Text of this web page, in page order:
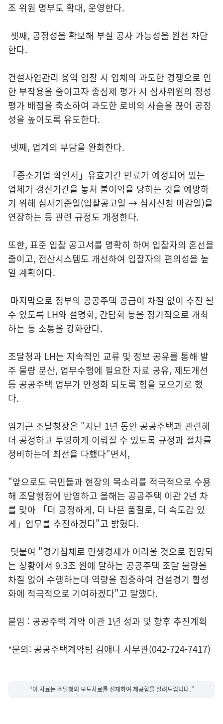
조 위원 명부도 확대, 운영한다.
셋째, 공정성을 확보해 부실 공사 가능성을 원천 차단
한다.
건설사업관리 용역 입찰 시 업체의 과도한 경쟁으로 인
한 부작용을 줄이고자 종심제 평가 시 심사위원의 정성
평가 배점을 축소하여 과도한 로비의 사슬을 끊어 공정
성을 높이도록 유도한다.
넷째, 업계의 부담을 완화한다.
「중소기업 확인서」유효기간 만료가 예정되어 있는
업체가 갱신기간을 놓쳐 불이익을 당하는 것을 예방하
기 위해 심사기준일(입찰공고일 → 심사신청 마감일)을
연장하는 등 관련 규정도 개정한다.
또한, 표준 입찰 공고서를 명확히 하여 입찰자의 혼선을
줄이고, 전산시스템도 개선하여 입찰자의 편의성을 높
일 계획이다.
마지막으로 정부의 공공주택 공급이 차질 없이 추진 될
수 있도록 LH와 설명회, 간담회 등을 정기적으로 개최
하는 등 소통을 강화한다.
조달청과 LH는 지속적인 교류 및 정보 공유를 통해 발
주 물량 분산, 업무수행에 필요한 자료 공유, 제도개선
등 공공주택 업무가 안정화 되도록 힘을 모으기로 했
다.
임기근 조달청장은 "지난 1년 동안 공공주택과 관련해
더 공정하고 투명하게 이뤄질 수 있도록 규정과 절차를
정비하는데 최선을 다했다"면서,
"앞으로도 국민들과 현장의 목소리를 적극적으로 수용
해 조달행정에 반영하고 올해는 공공주택 이관 2년 차
를 맞아 「더 공정하게, 더 나은 품질로, 더 속도감 있
게」업무를 추진하겠다"고 밝혔다.
덧붙여 "경기침체로 민생경제가 어려울 것으로 전망되
는 상황에서 9.3조 원에 달하는 공공주택 조달 물량을
차질 없이 수행하는데 역량을 집중하여 건설경기 활성
화에 적극적으로 기여하겠다"고 말했다.
붙임 : 공공주택 계약 이관 1년 성과 및 향후 추진계획
*문의: 공공주택계약팀 김애나 사무관(042-724-7417)
“이 자료는 조달청의 보도자료를 전재하여 제공함을 알려드립니다.”